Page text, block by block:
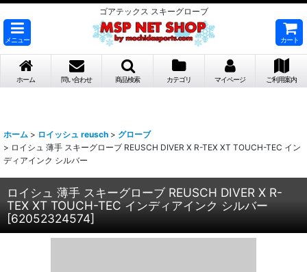
ゴアテックス スキーグローブ
メニュー カート
ホーム 問い合わせ 商品検索 カテゴリ マイページ ご利用案内
ホーム > ロイッシュ reusch > グローブ
> ロイシュ 薄手 スキーグローブ REUSCH DIVER X R-TEX XT TOUCH-TEC イン
ディアインク シルバー
ロイシュ 薄手 スキーグローブ REUSCH DIVER X R-
TEX XT TOUCH-TEC インディアインク シルバー
[62052324574]